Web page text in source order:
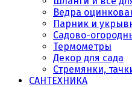
Ведра
Парник и
Садово-
Термометры
Декор для сада
Стремянки,
САНТЕХНИКА